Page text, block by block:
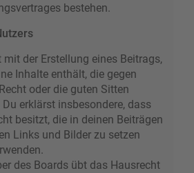
bestehen.
mit der Erstellung eines Beitrags,
Inhalte enthält, die gegen
oder die guten Sitten
erklärst insbesondere, dass
besitzt, die in deinen Beiträgen
Links und Bilder zu setzen
des Boards übt das Hausrecht